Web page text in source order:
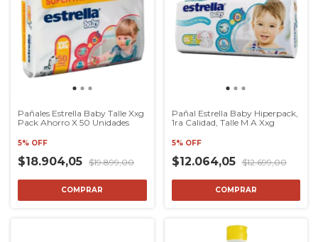
Pañales Estrella Baby Talle Xxg
Pack Ahorro X 50 Unidades
5% OFF
$18.904,05 $19.899,00
COMPRAR
Pañal Estrella Baby Hiperpack,
1ra Calidad, Talle M A Xxg
5% OFF
$12.064,05 $12.699,00
COMPRAR